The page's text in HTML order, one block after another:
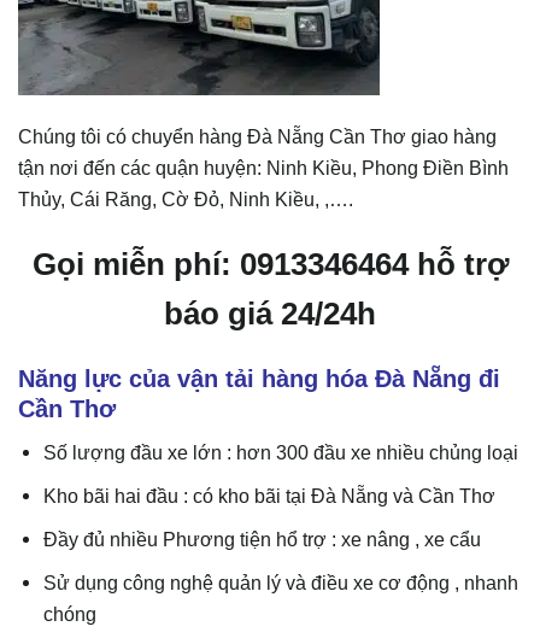
Chúng tôi có chuyển hàng Đà Nẵng Cần Thơ giao hàng
tận nơi đến các quận huyện: Ninh Kiều, Phong Điền Bình
Thủy, Cái Răng, Cờ Đỏ, Ninh Kiều, ,….
Gọi miễn phí: 0913346464 hỗ trợ
báo giá 24/24h
Năng lực của vận tải hàng hóa Đà Nẵng đi
Cần Thơ
Số lượng đầu xe lớn : hơn 300 đầu xe nhiều chủng loại
Kho bãi hai đầu : có kho bãi tại Đà Nẵng và Cần Thơ
Đầy đủ nhiều Phương tiện hổ trợ : xe nâng , xe cẩu
Sử dụng công nghệ quản lý và điều xe cơ động , nhanh
chóng